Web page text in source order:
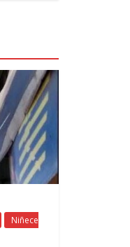
Niñece